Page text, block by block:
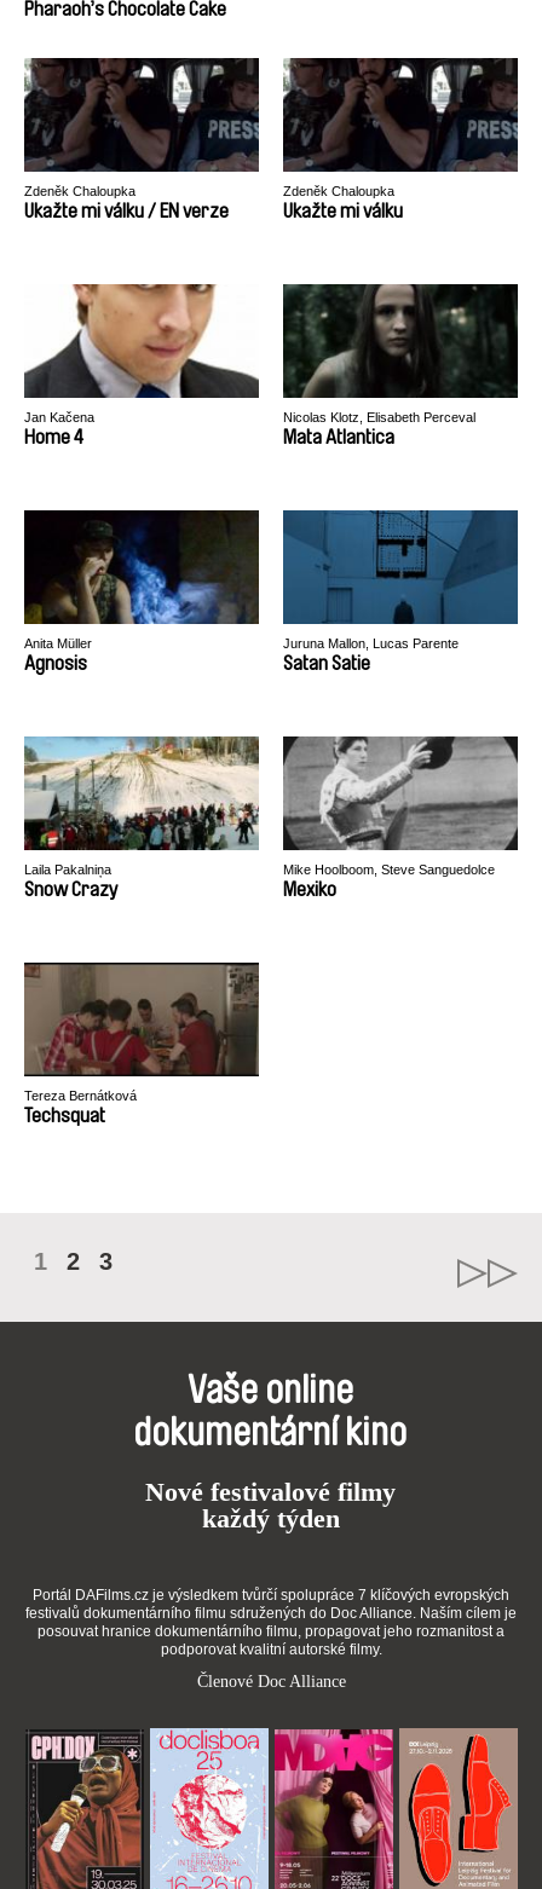
Pharaoh’s Chocolate Cake
Zdeněk Chaloupka
Ukažte mi válku / EN verze
Zdeněk Chaloupka
Ukažte mi válku
Jan Kačena
Home 4
Nicolas Klotz, Elisabeth Perceval
Mata Atlantica
Anita Müller
Agnosis
Juruna Mallon, Lucas Parente
Satan Satie
Laila Pakalniņa
Snow Crazy
Mike Hoolboom, Steve Sanguedolce
Mexiko
Tereza Bernátková
Techsquat
1 2 3
Vaše online
dokumentární kino
Nové festivalové filmy
každý týden
Portál DAFilms.cz je výsledkem tvůrčí spolupráce 7 klíčových evropských
festivalů dokumentárního filmu sdružených do Doc Alliance. Naším cílem je
posouvat hranice dokumentárního filmu, propagovat jeho rozmanitost a
podporovat kvalitní autorské filmy.
Členové Doc Alliance